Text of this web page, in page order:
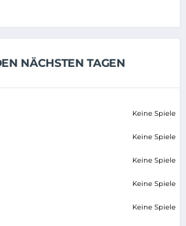
NÄCHSTEN TAGEN
Keine Spiele
Keine Spiele
Keine Spiele
Keine Spiele
Keine Spiele